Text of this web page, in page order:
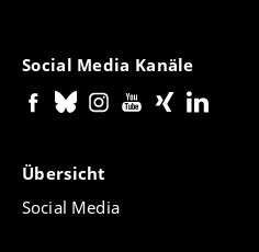
Social Media Kanäle
Übersicht
Social Media